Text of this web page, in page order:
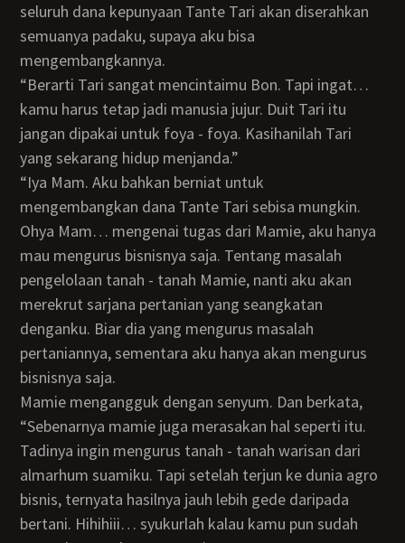
seluruh dana kepunyaan Tante Tari akan diserahkan
semuanya padaku, supaya aku bisa
mengembangkannya.
“Berarti Tari sangat mencintaimu Bon. Tapi ingat…
kamu harus tetap jadi manusia jujur. Duit Tari itu
jangan dipakai untuk foya - foya. Kasihanilah Tari
yang sekarang hidup menjanda.”
“Iya Mam. Aku bahkan berniat untuk
mengembangkan dana Tante Tari sebisa mungkin.
Ohya Mam… mengenai tugas dari Mamie, aku hanya
mau mengurus bisnisnya saja. Tentang masalah
pengelolaan tanah - tanah Mamie, nanti aku akan
merekrut sarjana pertanian yang seangkatan
denganku. Biar dia yang mengurus masalah
pertaniannya, sementara aku hanya akan mengurus
bisnisnya saja.
Mamie mengangguk dengan senyum. Dan berkata,
“Sebenarnya mamie juga merasakan hal seperti itu.
Tadinya ingin mengurus tanah - tanah warisan dari
almarhum suamiku. Tapi setelah terjun ke dunia agro
bisnis, ternyata hasilnya jauh lebih gede daripada
bertani. Hihihiii… syukurlah kalau kamu pun sudah